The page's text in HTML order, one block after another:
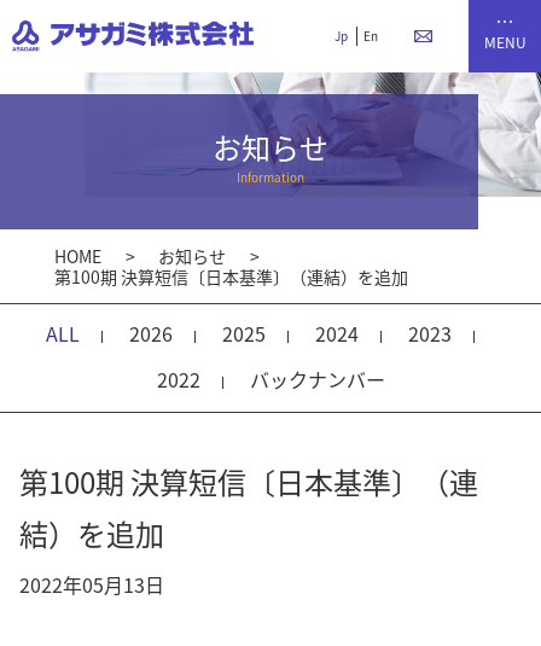
Jp En
お知らせ
Information
HOME
お知らせ
第100期 決算短信〔日本基準〕（連結）を追加
ALL 2026 2025 2024
2023
2022
バックナンバー
第100期 決算短信〔日本基準〕（連
結）を追加
2022年05月13日